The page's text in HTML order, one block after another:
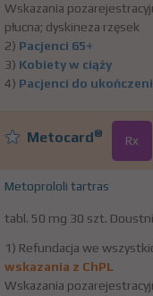
Wskazania
płucna; dyskineza rzęsek
2) Pacjenci 65+
3) Kobiety w ciąży
4) Pacjenci do
Metocard® Rx
Metoprololi tartras
tabl. 50 mg 30 szt.
1) Refundacja we
wskazania z ChPL
Wskazania